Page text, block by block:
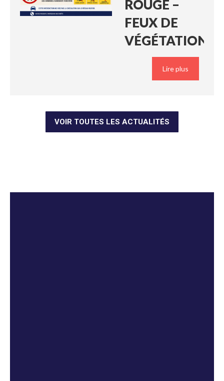
ROUGE –
FEUX DE
VÉGÉTATION »
Lire plus
VOIR TOUTES LES ACTUALITÉS